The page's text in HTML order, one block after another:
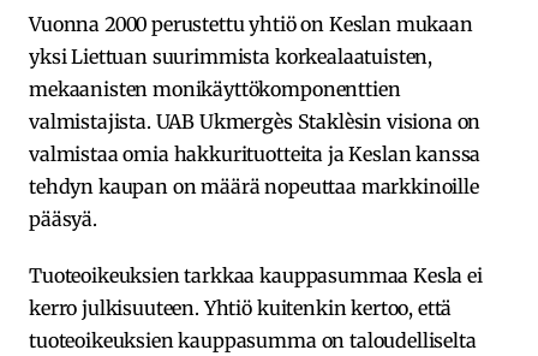
Vuonna 2000 perustettu yhtiö on Keslan mukaan
yksi Liettuan suurimmista korkealaatuisten,
mekaanisten monikäyttökomponenttien
valmistajista. UAB Ukmergès Staklèsin visiona on
valmistaa omia hakkurituotteita ja Keslan kanssa
tehdyn kaupan on määrä nopeuttaa markkinoille
pääsyä.
Tuoteoikeuksien tarkkaa kauppasummaa Kesla ei
kerro julkisuuteen. Yhtiö kuitenkin kertoo, että
tuoteoikeuksien kauppasumma on taloudelliselta